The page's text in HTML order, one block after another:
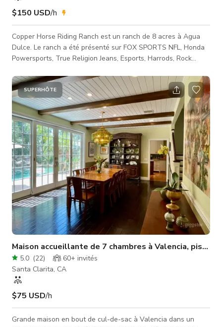
$150 USD/h
Copper Horse Riding Ranch est un ranch de 8 acres à Agua
Dulce. Le ranch a été présenté sur FOX SPORTS NFL, Honda
Powersports, True Religion Jeans, Esports, Harrods, Rock
Il y a de nombreuses options de décors incluant un saloon,
une ville western, un canyon privé, des chênes, une grange et
plus encore. Chevaux, bétail, accessoires et véhicules pour
prises de vue sont disponibles pour les besoins de production
et de tou
SUPERHÔTE
Maison accueillante de 7 chambres à Valencia,
5.0 (22) 60+ invités
Santa Clarita, CA
$75 USD/h
Grande maison en bout de cul-de-sac à Valencia dans un